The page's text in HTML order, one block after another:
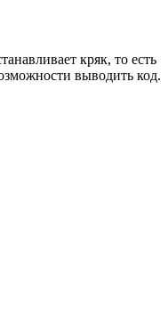
кряк, то есть
выводить код.